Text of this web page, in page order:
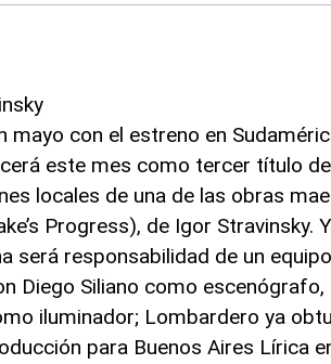
con el estreno en
este mes como tercer título
locales de una de las obras
Progress), de Igor Stravinsky.
será responsabilidad de un
Diego Siliano como
iluminador; Lombardero ya
para Buenos Aires Lírica